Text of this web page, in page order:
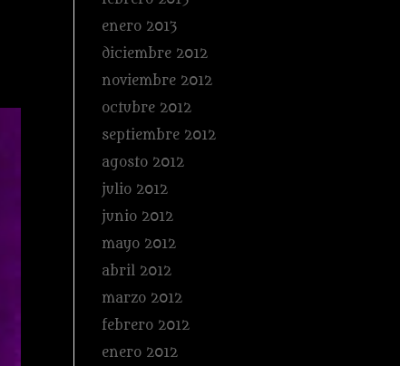
enero 2013
diciembre 2012
noviembre 2012
octubre 2012
septiembre 2012
agosto 2012
julio 2012
junio 2012
mayo 2012
abril 2012
marzo 2012
febrero 2012
enero 2012